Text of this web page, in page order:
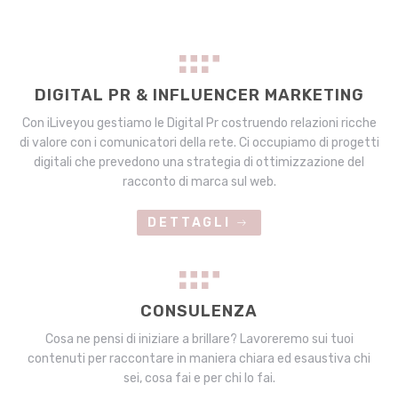
DIGITAL PR & INFLUENCER MARKETING
Con iLiveyou gestiamo le Digital Pr costruendo relazioni ricche
di valore con i comunicatori della rete. Ci occupiamo di progetti
digitali che prevedono una strategia di ottimizzazione del
racconto di marca sul web.
DETTAGLI
CONSULENZA
Cosa ne pensi di iniziare a brillare? Lavoreremo sui tuoi
contenuti per raccontare in maniera chiara ed esaustiva chi
sei, cosa fai e per chi lo fai.